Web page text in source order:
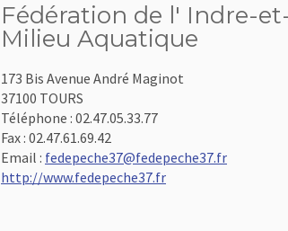
Fédération de l' Indre-
Milieu Aquatique
173 Bis Avenue André Maginot
37100 TOURS
Téléphone : 02.47.05.33.77
Fax : 02.47.61.69.42
Email : fedepeche37@fedepeche37.fr
http://www.fedepeche37.fr